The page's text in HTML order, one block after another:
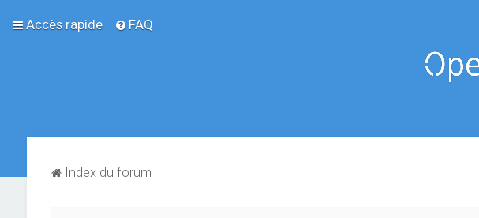
Accès rapide FAQ
Index du forum